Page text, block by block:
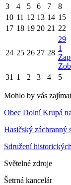
3
4 5 6 7 8
10 11 12 13 14 15
17 18 19 20 21 22
24 25 26 27 28
29
1
31 1 2 3 4 5
Mohlo by vás zajímat
Obec Dolní Krupá
Hasičský záchranný
Sdružení
Světelné zdroje
Šetrná kancelár